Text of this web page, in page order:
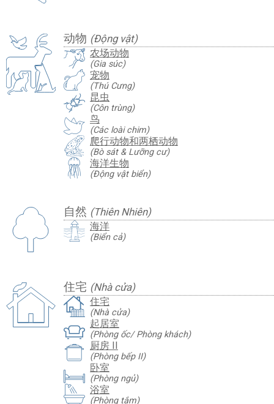
动物 (Động vật)
农场动物
(Gia súc)
宠物
(Thú Cưng)
昆虫
(Côn trùng)
鸟
(Các loài chim)
爬行动物和两栖动物
(Bò sát & Lưỡng cư)
海洋生物
(Động vật biển)
自然 (Thiên Nhiên)
海洋
(Biển cả)
住宅 (Nhà cửa)
住宅
(Nhà cửa)
起居室
(Phòng ốc/ Phòng khách)
厨房 II
(Phòng bếp II)
卧室
(Phòng ngủ)
浴室
(Phòng tắm)